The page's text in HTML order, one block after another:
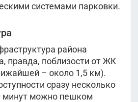
системами парковки.
района
правда, поблизости от ЖК
– около 1,5 км).
сразу несколько
минут можно пешком